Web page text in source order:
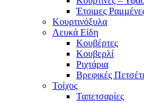
Έτοιμες
Κουρτινόξυλα
Λευκά Είδη
Κουβέρτες
Κουβερλί
Ριχτάρια
Βρεφικές
Τοίχος
Ταπετσαρίες